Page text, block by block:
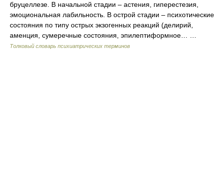
бруцеллезе. В начальной стадии – астения, гиперестезия,
эмоциональная лабильность. В острой стадии – психотические
состояния по типу острых экзогенных реакций (делирий,
аменция, сумеречные состояния, эпилептиформное… …
Толковый словарь психиатрических терминов